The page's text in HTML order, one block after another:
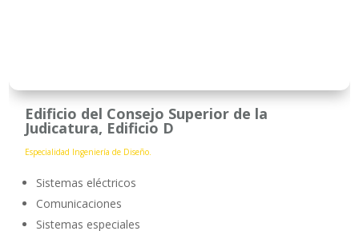
Edificio del Consejo Superior de la
Judicatura, Edificio D
Especialidad Ingeniería de Diseño.
Sistemas eléctricos
Comunicaciones
Sistemas especiales